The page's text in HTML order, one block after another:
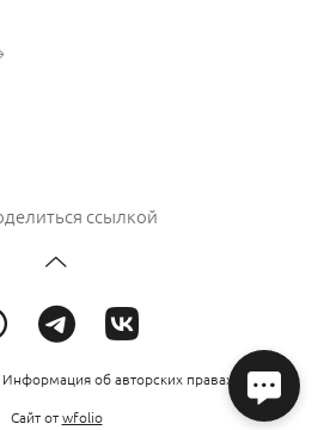
ссылкой
Информация об авторских правах.
Сайт отwfolio